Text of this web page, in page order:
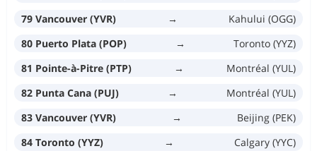
79 Vancouver (YVR)
→
Kahului (OGG)
80 Puerto Plata (POP)
→
Toronto (YYZ)
81 Pointe-à-Pitre (PTP)
→
Montréal (YUL)
82 Punta Cana (PUJ)
→
Montréal (YUL)
83 Vancouver (YVR)
→
Beijing (PEK)
84 Toronto (YYZ)
→
Calgary (YYC)